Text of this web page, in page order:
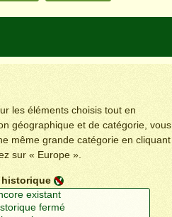
les éléments choisis tout en
géographique et de catégorie, vous
même grande catégorie en cliquant
sur « Europe ».